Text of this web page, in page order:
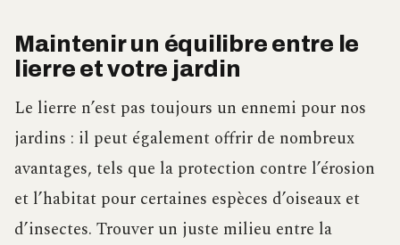
Maintenir un équilibre entre le
lierre et votre jardin
Le lierre n’est pas toujours un ennemi pour nos
jardins : il peut également offrir de nombreux
avantages, tels que la protection contre l’érosion
et l’habitat pour certaines espèces d’oiseaux et
d’insectes. Trouver un juste milieu entre la